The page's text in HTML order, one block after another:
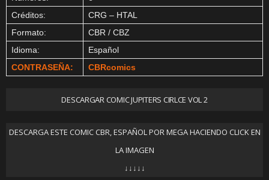
Créditos:
CRG – HTAL
Formato:
CBR / CBZ
Idioma:
Español
CONTRASEÑA:
CBRcomics
DESCARGAR COMIC JUPITERS CIRLCE VOL 2
DESCARGA ESTE COMIC CBR, ESPAÑOL POR MEGA HACIENDO CLICK EN
LA IMAGEN
↓↓↓↓↓